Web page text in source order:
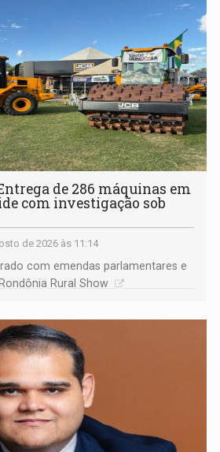
de 286 máquinas em
com investigação sob
de 2026 às 11:14
com emendas parlamentares e
Rural Show